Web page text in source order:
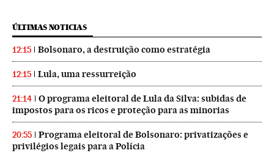
ÚLTIMAS NOTICIAS
12:15 Bolsonaro, a destruição como estratégia
12:15 Lula, uma ressurreição
21:14
O programa eleitoral de Lula da Silva: subidas de
impostos para os ricos e proteção para as minorias
20:55
Programa eleitoral de Bolsonaro: privatizações e
privilégios legais para a Polícia